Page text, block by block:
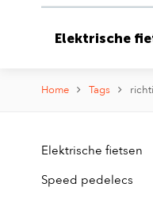
Elektrische
Home Tags
Elektrische fietsen
Speed pedelecs